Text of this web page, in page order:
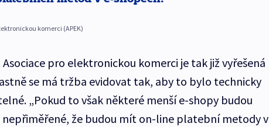
komerci (APEK)
Asociace pro elektronickou komerci je tak již vyřešená
se má tržba evidovat tak, aby to bylo technicky
„Pokud to však některé menší e-shopy budou
nepřiměřené, že budou mít on-line platební metody v